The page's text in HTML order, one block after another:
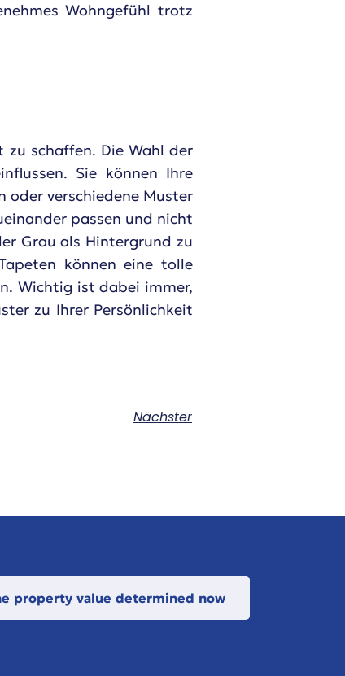
Wohngefühl trotz
schaffen. Die Wahl der
Sie können Ihre
oder verschiedene Muster
passen und nicht
Grau als Hintergrund zu
können eine tolle
Wichtig ist dabei immer,
zu Ihrer Persönlichkeit
Nächster
property value determined now